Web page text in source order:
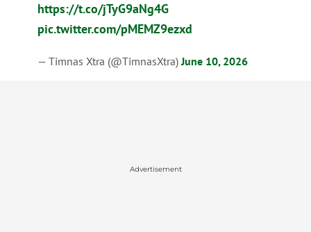
https://t.co/jTyG9aNg4G
pic.twitter.com/pMEMZ9ezxd
— Timnas Xtra (@TimnasXtra)June 10, 2026
Advertisement